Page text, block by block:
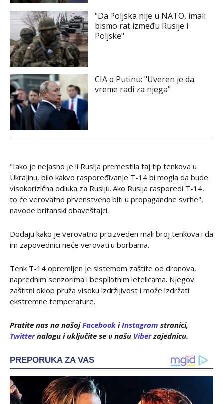
"Da Poljska nije u NATO, imali
bismo rat između Rusije i
Poljske"
CIA o Putinu: "Uveren je da
vreme radi za njega"
"Iako je nejasno je li Rusija premestila taj tip tenkova u
Ukrajinu, bilo kakvo raspoređivanje T-14 bi mogla da bude
visokorizična odluka za Rusiju. Ako Rusija rasporedi T-14,
to će verovatno prvenstveno biti u propagandne svrhe",
navode britanski obaveštajci.
Dodaju kako je verovatno proizveden mali broj tenkova i da
im zapovednici neće verovati u borbama.
Tenk T-14 opremljen je sistemom zaštite od dronova,
naprednim senzorima i bespilotnim letelicama. Njegov
zaštitni oklop pruža visoku izdržljivost i može izdržati
ekstremne temperature.
Pratite nas na našojFacebook iInstagram stranici,
Twitternalogu i uključite se u našu Viberzajednicu.
PREPORUKA ZA VAS